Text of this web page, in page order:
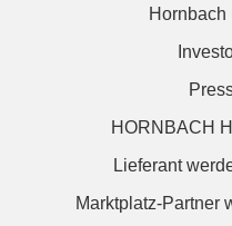
Hornbach
HORNBACH
Lieferant
Marktplatz-Partner